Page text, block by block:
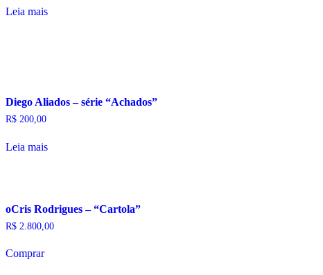
Leia mais
Diego Aliados – série “Achados”
R$ 200,00
Leia mais
oCris Rodrigues – “Cartola”
R$ 2.800,00
Comprar